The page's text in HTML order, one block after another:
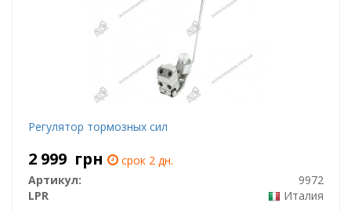
Регулятор тормозных сил
2 999 грн
срок 2 дн.
Артикул:
9972
LPR
Италия